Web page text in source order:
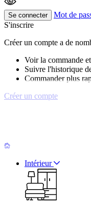
Se connecter
Mot de
S'inscrire
Créer un compte a de
Voir la commande
Suivre l'historique
Commander plus
Créer un compte
Intérieur